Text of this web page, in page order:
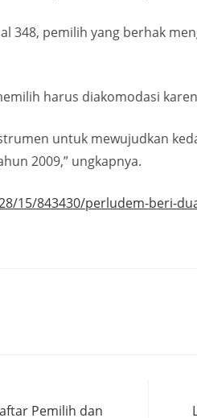
348, pemilih yang berhak
harus diakomodasi
untuk mewujudkan
2009,” ungkapnya.
15/843430/perludem-beri-
Pemilih dan